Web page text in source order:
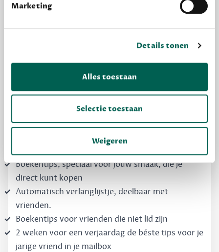
Marketing
Details tonen
Alles toestaan
Selectie toestaan
Weigeren
Dewey Free
Krijg boekentips, persoonlijk voor jou en je
vrienden. Krijg én geef betere cadeaus.
Schrijf nu gratis in
Boekentips, speciaal voor jouw smaak, die je
direct kunt kopen
Automatisch verlanglijstje, deelbaar met
vrienden.
Boekentips voor vrienden die niet lid zijn
2 weken voor een verjaardag de béste tips voor je
jarige vriend in je mailbox